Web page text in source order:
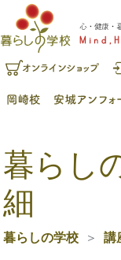
暮らし
細
暮らしの学校 講